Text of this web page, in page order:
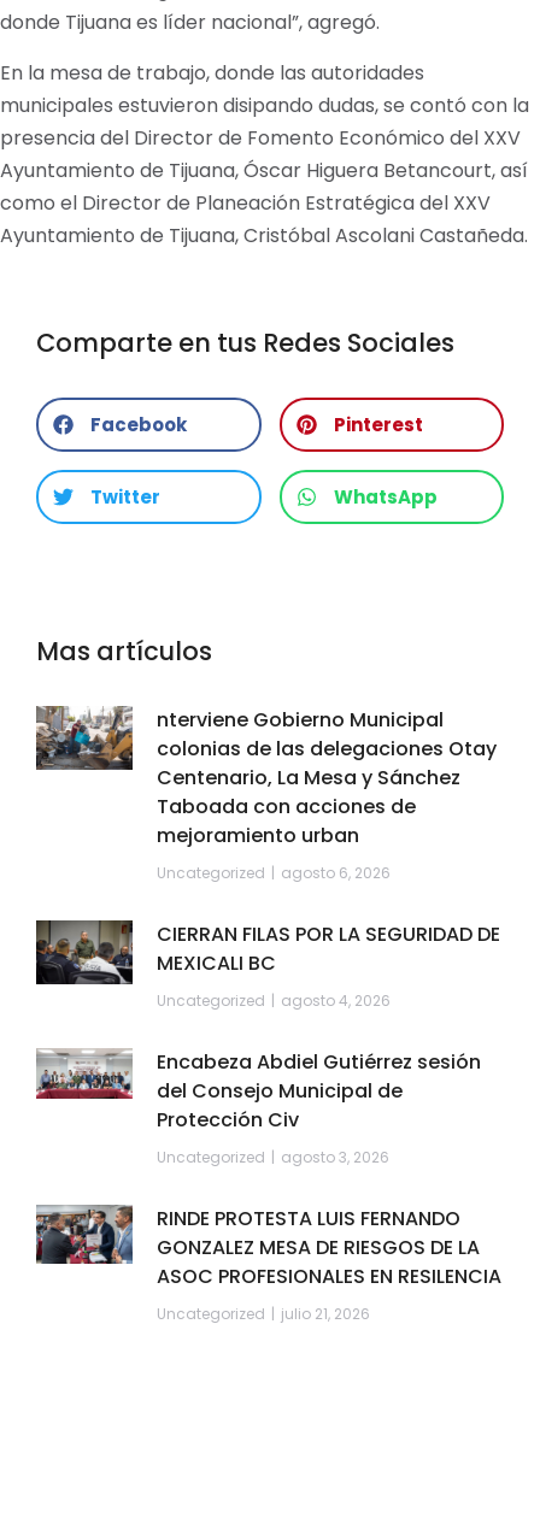
donde Tijuana es líder nacional”, agregó.
En la mesa de trabajo, donde las autoridades
municipales estuvieron disipando dudas, se contó con la
presencia del Director de Fomento Económico del XXV
Ayuntamiento de Tijuana, Óscar Higuera Betancourt, así
como el Director de Planeación Estratégica del XXV
Ayuntamiento de Tijuana, Cristóbal Ascolani Castañeda.
Comparte en tus Redes Sociales
Facebook Pinterest
Twitter WhatsApp
Mas artículos
nterviene Gobierno Municipal
colonias de las delegaciones Otay
Centenario, La Mesa y Sánchez
Taboada con acciones de
mejoramiento urban
Uncategorized agosto 6, 2026
CIERRAN FILAS POR LA SEGURIDAD DE
MEXICALI BC
Uncategorized agosto 4, 2026
Encabeza Abdiel Gutiérrez sesión
del Consejo Municipal de
Protección Civ
Uncategorized agosto 3, 2026
RINDE PROTESTA LUIS FERNANDO
GONZALEZ MESA DE RIESGOS DE LA
ASOC PROFESIONALES EN RESILENCIA
Uncategorized julio 21, 2026